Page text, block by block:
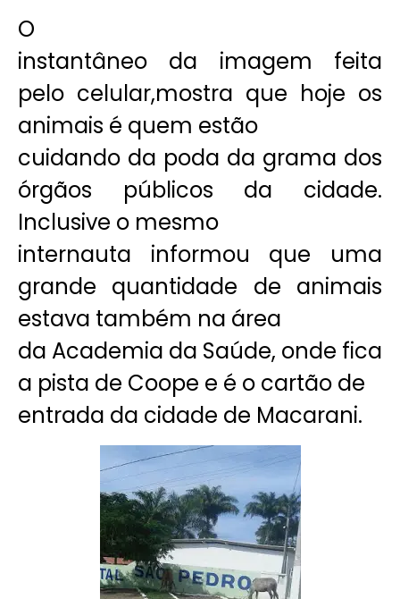
O
instantâneo da imagem feita
pelo celular,mostra que hoje os
animais é quem estão
cuidando da poda da grama dos
órgãos públicos da cidade.
Inclusive o mesmo
internauta informou que uma
grande quantidade de animais
estava também na área
da Academia da Saúde, onde fica
a pista de Coope e é o cartão de
entrada da cidade de Macarani.